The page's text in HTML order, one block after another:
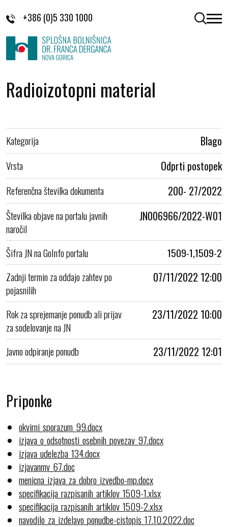
+386 (0)5 330 1000 odpri
Radioizotopni material
Kategorija Blago
Vrsta Odprti postopek
Referenčna številka dokumenta 200- 27/2022
Številka objave na portalu javnih
naročil
JN006966/2022-W01
Šifra JN na GoInfo portalu
1509-1,1509-2
Zadnji termin za oddajo zahtev po
pojasnilih
07/11/2022 12:00
Rok za sprejemanje ponudb ali prijav
za sodelovanje na JN
23/11/2022 10:00
Javno odpiranje ponudb 23/11/2022 12:01
Priponke
okvirni_sporazum_99.docx
izjava_o_odsotnosti_osebnih_povezav_97.docx
izjava_udelezba_134.docx
izjavanmv_67.doc
menicna_izjava_za_dobro_izvedbo-mp.docx
specifikacija_razpisanih_artiklov_1509-1.xlsx
specifikacija_razpisanih_artiklov_1509-2.xlsx
navodilo_za_izdelavo_ponudbe-cistopis_17.10.2022.doc